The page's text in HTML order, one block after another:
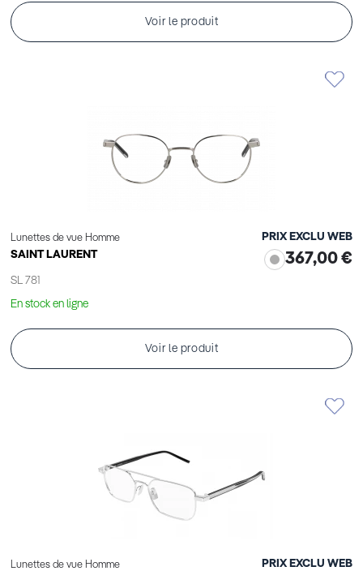
Voir le produit
Lunettes de vue Homme
SAINT LAURENT
SL 781
PRIX EXCLU WEB
367,00 €
En stock en ligne
Voir le produit
Lunettes de vue Homme PRIX EXCLU WEB